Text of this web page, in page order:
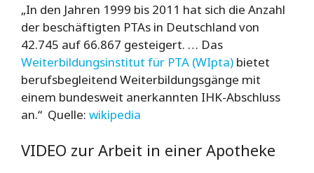
„In den Jahren 1999 bis 2011 hat sich die Anzahl
der beschäftigten PTAs in Deutschland von
42.745 auf 66.867 gesteigert. … Das
Weiterbildungsinstitut für PTA (WIpta) bietet
berufsbegleitend Weiterbildungsgänge mit
einem bundesweit anerkannten IHK-Abschluss
an.“ Quelle: wikipedia
VIDEO zur Arbeit in einer Apotheke